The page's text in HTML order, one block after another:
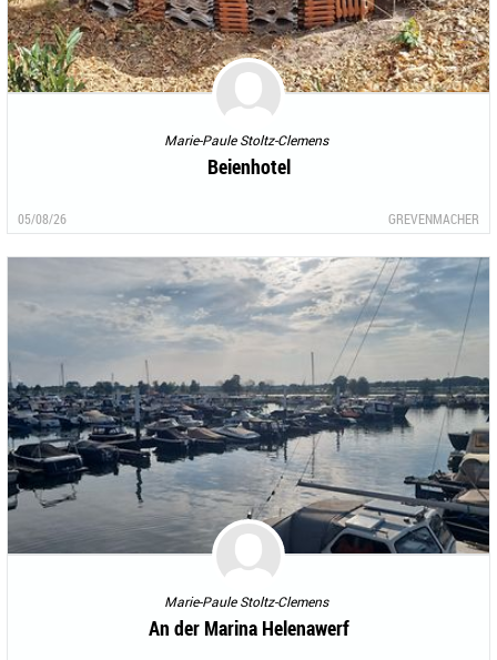
Marie-Paule Stoltz-Clemens
Beienhotel
05/08/26 GREVENMACHER
Marie-Paule Stoltz-Clemens
An der Marina Helenawerf